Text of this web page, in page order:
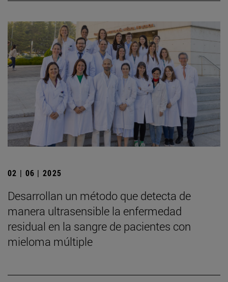
02 | 06 | 2025
Desarrollan un método que detecta de
manera ultrasensible la enfermedad
residual en la sangre de pacientes con
mieloma múltiple